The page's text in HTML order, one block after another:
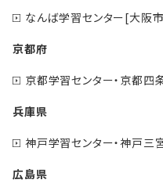
なんば学習センター[大阪
京都府
京都学習センター・京都
兵庫県
神戸学習センター・神戸三
広島県